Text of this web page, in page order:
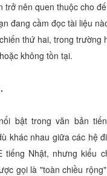
trở nên quen thuộc cho
đang cầm đọc tài liệu
thứ hai, trong trường
không tồn tại.
bật trong văn bản
khác nhau giữa các hệ
tiếng Nhật, nhưng kiểu
gọi là "toàn chiều